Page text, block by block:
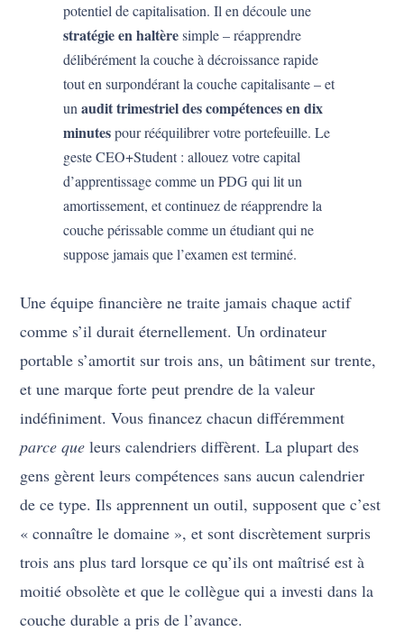
potentiel de capitalisation. Il en découle une
stratégie en haltèresimple – réapprendre
délibérément la couche à décroissance rapide
tout en surpondérant la couche capitalisante – et
unaudit trimestriel des compétences en dix
minutespour rééquilibrer votre portefeuille. Le
geste CEO+Student : allouez votre capital
d’apprentissage comme un PDG qui lit un
amortissement, et continuez de réapprendre la
couche périssable comme un étudiant qui ne
suppose jamais que l’examen est terminé.
Une équipe financière ne traite jamais chaque actif
comme s’il durait éternellement. Un ordinateur
portable s’amortit sur trois ans, un bâtiment sur trente,
et une marque forte peut prendre de la valeur
indéfiniment. Vous financez chacun différemment
parce que leurs calendriers diffèrent. La plupart des
gens gèrent leurs compétences sans aucun calendrier
de ce type. Ils apprennent un outil, supposent que c’est
« connaître le domaine », et sont discrètement surpris
trois ans plus tard lorsque ce qu’ils ont maîtrisé est à
moitié obsolète et que le collègue qui a investi dans la
couche durable a pris de l’avance.